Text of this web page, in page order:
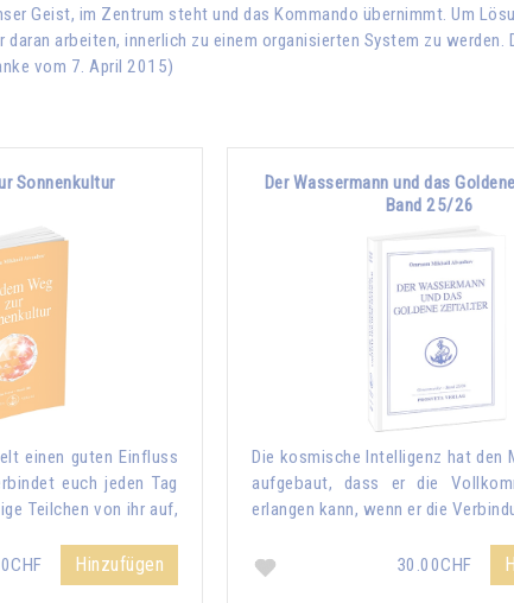
Geist, im Zentrum steht und das Kommando übernimmt. Um
arbeiten, innerlich zu einem organisierten System zu
vom 7. April 2015)
Sonnenkultur
einen guten Einfluss
euch jeden Tag
Teilchen von ihr auf,
Hinzufügen
Der Wassermann und das
Band 25/26
Die kosmische Intelligenz hat den
aufgebaut, dass er die
erlangen kann, wenn er die
30.00CHF